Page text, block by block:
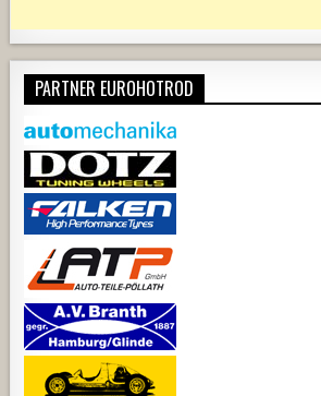
PARTNER EUROHOTROD